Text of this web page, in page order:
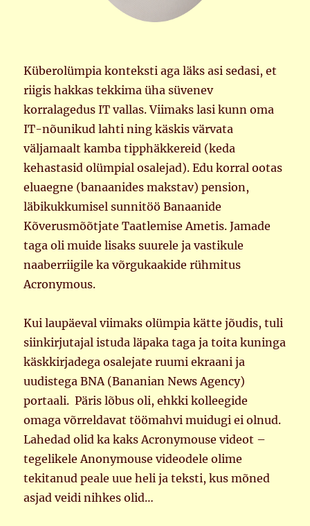
Küberolümpia konteksti aga läks asi sedasi, et
riigis hakkas tekkima üha süvenev
korralagedus IT vallas. Viimaks lasi kunn oma
IT-nõunikud lahti ning käskis värvata
väljamaalt kamba tipphäkkereid (keda
kehastasid olümpial osalejad). Edu korral ootas
eluaegne (banaanides makstav) pension,
läbikukkumisel sunnitöö Banaanide
Kõverusmõõtjate Taatlemise Ametis. Jamade
taga oli muide lisaks suurele ja vastikule
naaberriigile ka võrgukaakide rühmitus
Acronymous.
Kui laupäeval viimaks olümpia kätte jõudis, tuli
siinkirjutajal istuda läpaka taga ja toita kuninga
käskkirjadega osalejate ruumi ekraani ja
uudistega BNA (Bananian News Agency)
portaali. Päris lõbus oli, ehkki kolleegide
omaga võrreldavat töömahvi muidugi ei olnud.
Lahedad olid ka kaks Acronymouse videot –
tegelikele Anonymouse videodele olime
tekitanud peale uue heli ja teksti, kus mõned
asjad veidi nihkes olid…